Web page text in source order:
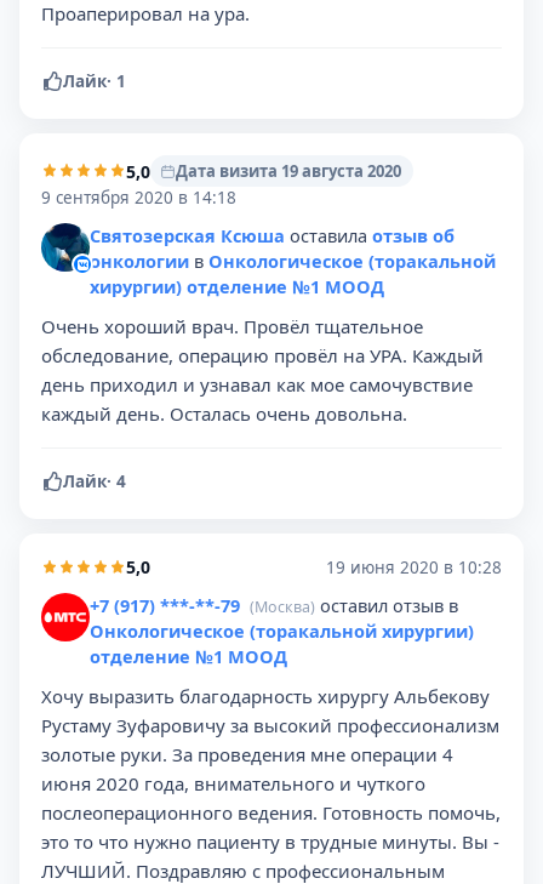
Проаперировал на ура.
Лайк· 1
5,0
Дата визита 19 августа 2020
9 сентября 2020 в 14:18
Святозерская Ксюша оставила отзыв об
онкологии в Онкологическое (торакальной
хирургии) отделение №1 МООД
Очень хороший врач. Провёл тщательное
обследование, операцию провёл на УРА. Каждый
день приходил и узнавал как мое самочувствие
каждый день. Осталась очень довольна.
Лайк· 4
5,0 19 июня 2020 в 10:28
+7 (917) ***-**-79 (Москва) оставил отзыв в
Онкологическое (торакальной хирургии)
отделение №1 МООД
Хочу выразить благодарность хирургу Альбекову
Рустаму Зуфаровичу за высокий профессионализм
золотые руки. За проведения мне операции 4
июня 2020 года, внимательного и чуткого
послеоперационного ведения. Готовность помочь,
это то что нужно пациенту в трудные минуты. Вы -
ЛУЧШИЙ. Поздравляю с профессиональным